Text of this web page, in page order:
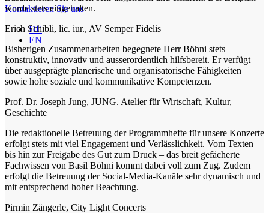
Kontaktieren Sie uns
DE
EN
wurde stets eingehalten.
Erich Schibli, lic. iur., AV Semper Fidelis
Bisherigen Zusammenarbeiten begegnete Herr Böhni stets
konstruktiv, innovativ und ausserordentlich hilfsbereit. Er verfügt
über ausgeprägte planerische und organisatorische Fähigkeiten
sowie hohe soziale und kommunikative Kompetenzen.
Prof. Dr. Joseph Jung, JUNG. Atelier für Wirtschaft, Kultur,
Geschichte
Die redaktionelle Betreuung der Programmhefte für unsere Konzerte
erfolgt stets mit viel Engagement und Verlässlichkeit. Vom Texten
bis hin zur Freigabe des Gut zum Druck – das breit gefächerte
Fachwissen von Basil Böhni kommt dabei voll zum Zug. Zudem
erfolgt die Betreuung der Social-Media-Kanäle sehr dynamisch und
mit entsprechend hoher Beachtung.
Pirmin Zängerle, City Light Concerts